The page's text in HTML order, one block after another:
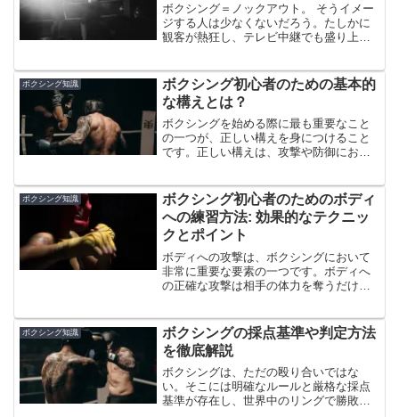
ボクシング＝ノックアウト。 そうイメー
ジする人は少なくないだろう。たしかに
観客が熱狂し、テレビ中継でも盛り上が
技は、それだけが全てではない。判定で
勝ちをもぎ取ることも、戦術と戦略を尽
くした立派な勝利である。そしてその核
心にあるのが、ディフェンシブボクシン
グというスタイルであり、その最前線に
位置するのが、フットワークによる距離
グ」というテーマで、現代ボクシングに
おける新たな潮流を深掘りしつつ、実際
にどういう選手がこのスタイルを体現し
ているのか、またそのトレーニングや理
論的背景についても詳しく解説してい
く。
ボクシング知識
ボクシング初心者のための基本的
な構えとは？
ボクシングを始める際に最も重要なこと
の一つが、正しい構えを身につけること
です。正しい構えは、攻撃や防御におい
身にする、均等に重心を乗せる、手の位
置、脇の締め方、悪い癖の直し方という
順に詳しく解説します。
ボクシング知識
ボクシング初心者のためのボディ
への練習方法: 効果的なテクニッ
クとポイント
ボディへの攻撃は、ボクシングにおいて
非常に重要な要素の一つです。ボディへ
の正確な攻撃は相手の体力を奪うだけで
の記事では、ボクシング初心者がボディ
への練習を行う際の基本から応用までを
解説します。
ボクシング知識
ボクシングの採点基準や判定方法
を徹底解説
ボクシングは、ただの殴り合いではな
い。そこには明確なルールと厳格な採点
基準が存在し、世界中のリングで勝敗が